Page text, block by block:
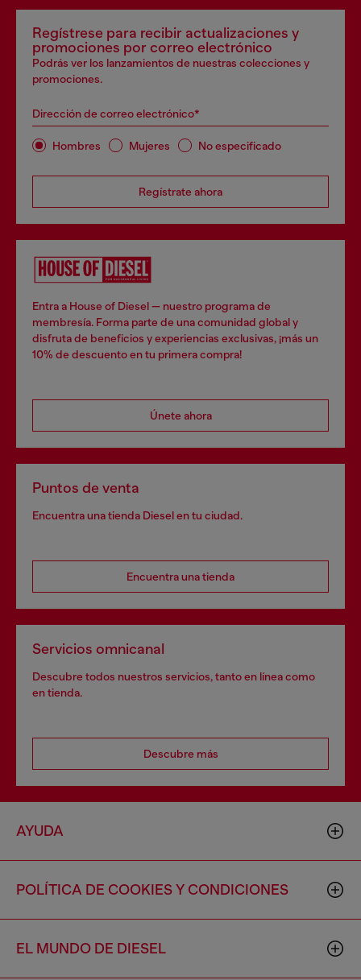
Regístrese para recibir actualizaciones y
promociones por correo electrónico
Podrás ver los lanzamientos de nuestras colecciones y
promociones.
Dirección de correo electrónico*
Hombres Mujeres No especificado
Regístrate ahora
Entra a House of Diesel — nuestro programa de
membresía. Forma parte de una comunidad global y
disfruta de beneficios y experiencias exclusivas, ¡más un
10% de descuento en tu primera compra!
Únete ahora
Puntos de venta
Encuentra una tienda Diesel en tu ciudad.
Encuentra una tienda
Servicios omnicanal
Descubre todos nuestros servicios, tanto en línea como
en tienda.
Descubre más
AYUDA
POLÍTICA DE COOKIES Y CONDICIONES
EL MUNDO DE DIESEL